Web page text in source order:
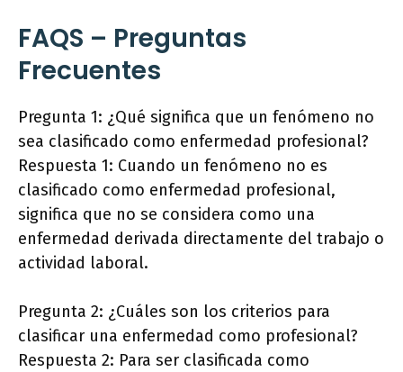
FAQS – Preguntas
Frecuentes
Pregunta 1: ¿Qué significa que un fenómeno no
sea clasificado como enfermedad profesional?
Respuesta 1: Cuando un fenómeno no es
clasificado como enfermedad profesional,
significa que no se considera como una
enfermedad derivada directamente del trabajo o
actividad laboral.
Pregunta 2: ¿Cuáles son los criterios para
clasificar una enfermedad como profesional?
Respuesta 2: Para ser clasificada como